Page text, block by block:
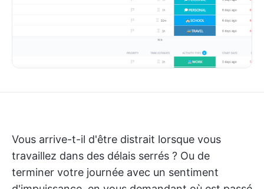
Vous arrive-t-il d'être distrait lorsque vous
travaillez dans des délais serrés ? Ou de
terminer votre journée avec un sentiment